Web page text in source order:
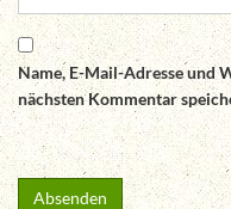
Name, E-Mail-Adresse und
nächsten Kommentar
Absenden